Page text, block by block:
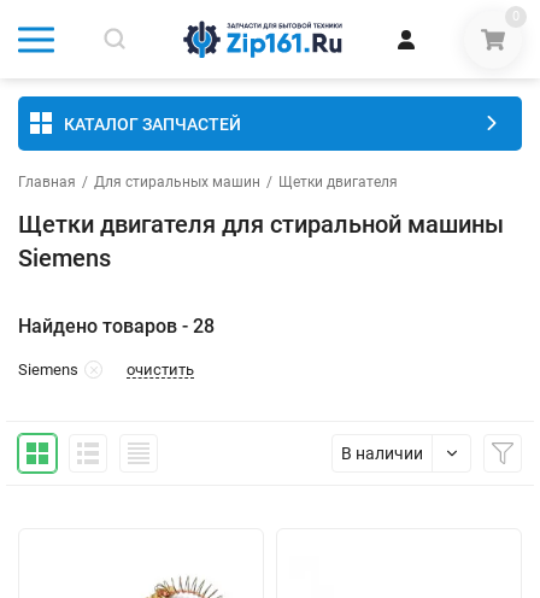
0
КАТАЛОГ ЗАПЧАСТЕЙ
Главная / Для стиральных машин / Щетки двигателя
Щетки двигателя для стиральной машины
Siemens
Найдено товаров - 28
Siemens очистить
В наличии